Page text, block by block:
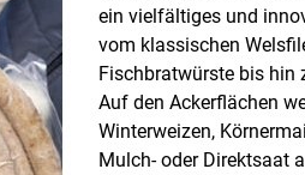
ein vielfältiges und
vom klassischen
Fischbratwürste bis hin
Auf den Ackerflächen
Winterweizen,
Mulch- oder Direktsaat